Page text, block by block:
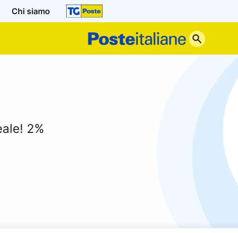
Chi siamo
Poste
Italiane
2%